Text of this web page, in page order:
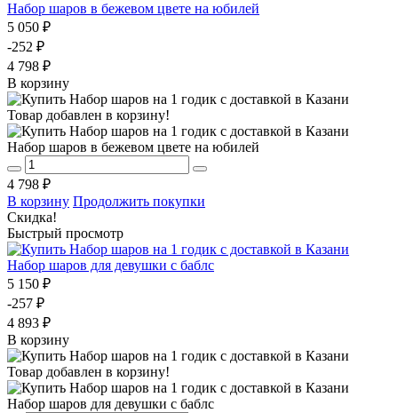
Набор шаров в бежевом цвете на юбилей
5 050 ₽
-252 ₽
4 798 ₽
В корзину
Товар добавлен в корзину!
Набор шаров в бежевом цвете на юбилей
4 798 ₽
В корзину Продолжить покупки
Скидка!
Быстрый просмотр
Набор шаров для девушки с баблс
5 150 ₽
-257 ₽
4 893 ₽
В корзину
Товар добавлен в корзину!
Набор шаров для девушки с баблс